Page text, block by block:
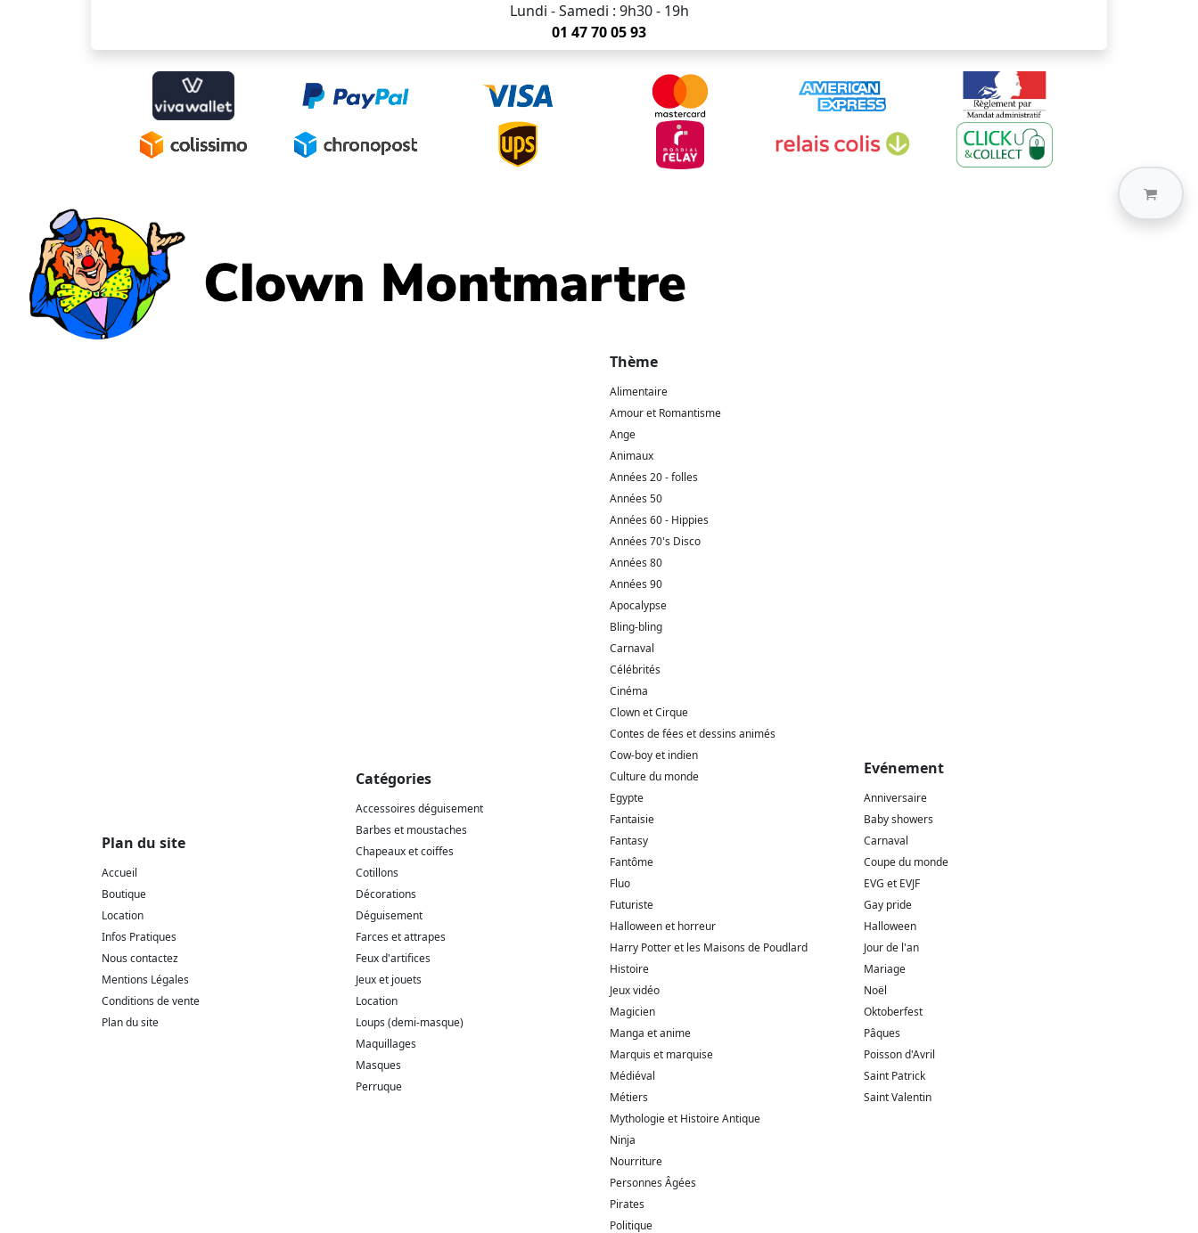
Lundi - Samedi : 9h30 - 19h
01 47 70 05 93
Plan du site
Accueil
Boutique
Location
Infos Pratiques
Nous contactez
Mentions Légales
Conditions de vente
Plan du site
Catégories
Accessoires déguisement
Barbes et moustaches
Chapeaux et coiffes
Cotillons
Décorations
Déguisement
Farces et attrapes
Feux d'artifices
Jeux et jouets
Location
Loups (demi-masque)
Maquillages
Masques
Perruque
Thème
Alimentaire
Amour et Romantisme
Ange
Animaux
Années 20 - folles
Années 50
Années 60 - Hippies
Années 70's Disco
Années 80
Années 90
Apocalypse
Bling-bling
Carnaval
Célébrités
Cinéma
Clown et Cirque
Contes de fées et dessins animés
Cow-boy et indien
Culture du monde
Egypte
Fantaisie
Fantasy
Fantôme
Fluo
Futuriste
Halloween et horreur
Harry Potter et les Maisons de Poudlard
Histoire
Jeux vidéo
Magicien
Manga et anime
Marquis et marquise
Médiéval
Métiers
Mythologie et Histoire Antique
Ninja
Nourriture
Personnes Âgées
Pirates
Politique
Evénement
Anniversaire
Baby showers
Carnaval
Coupe du monde
EVG et EVJF
Gay pride
Halloween
Jour de l'an
Mariage
Noël
Oktoberfest
Pâques
Poisson d'Avril
Saint Patrick
Saint Valentin